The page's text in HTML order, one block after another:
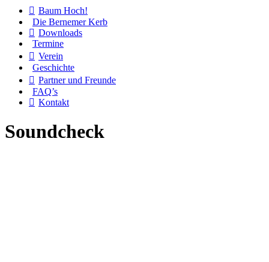
Baum Hoch!
Die Bernemer Kerb
Downloads
Termine
Verein
Geschichte
Partner und Freunde
FAQ’s
Kontakt
Soundcheck